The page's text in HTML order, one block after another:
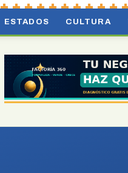
ESTADOS CULTURA